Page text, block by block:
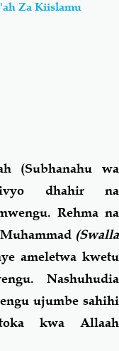
Za Salaf
Majibu
Za Kiislamu
(Subhanahu wa
dhahir na
Rehma na
(Swalla
ameletwa kwetu
Nashuhudia
ujumbe sahihi
kwa Allaah